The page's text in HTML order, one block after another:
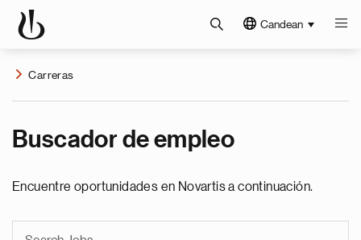
Candean
Carreras
Buscador de empleo
Encuentre oportunidades en Novartis a continuación.